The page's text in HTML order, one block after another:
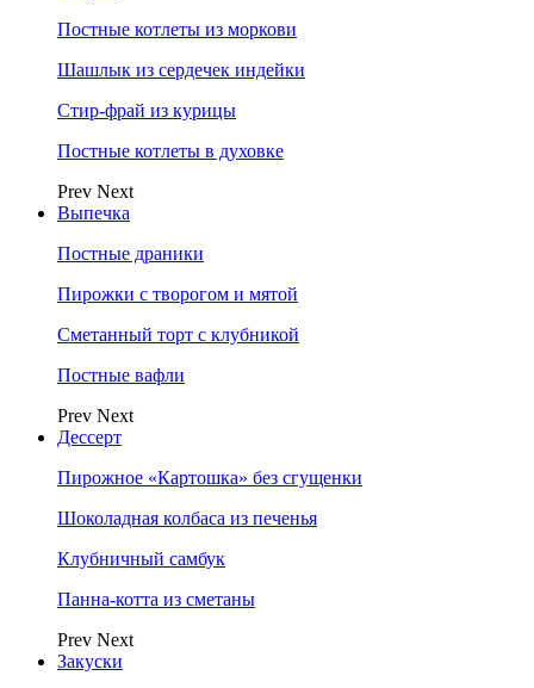
Постные котлеты из моркови
Шашлык из сердечек индейки
Стир-фрай из курицы
Постные котлеты в духовке
Prev Next
Выпечка
Постные драники
Пирожки с творогом и мятой
Сметанный торт с клубникой
Постные вафли
Prev Next
Дессерт
Пирожное «Картошка» без сгущенки
Шоколадная колбаса из печенья
Клубничный самбук
Панна-котта из сметаны
Prev Next
Закуски